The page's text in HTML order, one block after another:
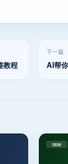
教程
下一篇
AI帮